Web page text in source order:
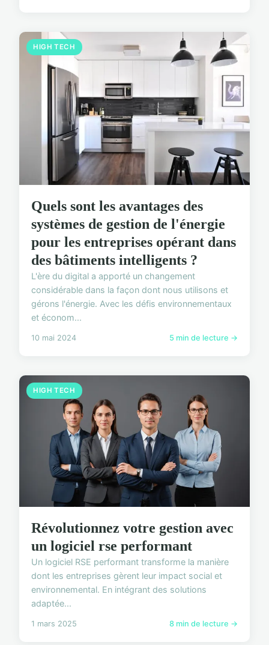
HIGH TECH
Quels sont les avantages des
systèmes de gestion de l'énergie
pour les entreprises opérant dans
des bâtiments intelligents ?
L'ère du digital a apporté un changement
considérable dans la façon dont nous utilisons et
gérons l'énergie. Avec les défis environnementaux
et économ...
10 mai 2024 5 min de lecture →
HIGH TECH
Révolutionnez votre gestion avec
un logiciel rse performant
Un logiciel RSE performant transforme la manière
dont les entreprises gèrent leur impact social et
environnemental. En intégrant des solutions
adaptée...
1 mars 2025 8 min de lecture →